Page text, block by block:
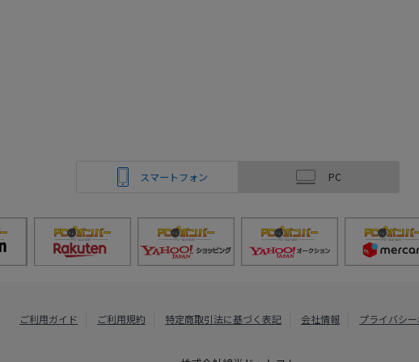
スマートフォン PC
ご利用ガイド ご利用規約 特定商取引法に基づく表記 会社情報 プライバシ